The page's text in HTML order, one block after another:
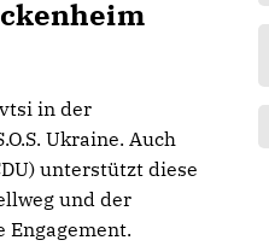
in der
Ukraine. Auch
unterstützt diese
und der
Engagement.